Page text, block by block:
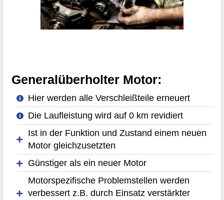
Generalüberholter Motor:
Hier werden alle Verschleißteile erneuert
Die Laufleistung wird auf 0 km revidiert
Ist in der Funktion und Zustand einem neuen
Motor gleichzusetzten
Günstiger als ein neuer Motor
Motorspezifische Problemstellen werden
verbessert z.B. durch Einsatz verstärkter